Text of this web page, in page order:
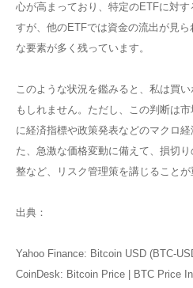
心が高まっており、特定のETFに対
すが、他のETFでは資金の流出が見
な要素が多く残っています。
このような状況を鑑みると、私は買
もしれません。ただし、この判断は
に経済指標や政策発表などのマクロ
た、急激な価格変動に備えて、損切
整など、リスク管理策を講じることが
出典：
Yahoo Finance: Bitcoin USD (BTC-
CoinDesk: Bitcoin Price | BTC Price